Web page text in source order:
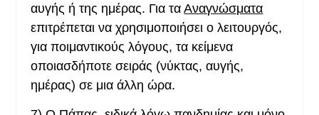
αυγής ή της ημέρας. Για ταΑναγνώσματα
επιτρέπεται να χρησιμοποιήσει ο λειτουργός,
για ποιμαντικούς λόγους, τα κείμενα
οποιασδήποτε σειράς (νύκτας, αυγής,
ημέρας) σε μια άλλη ώρα.